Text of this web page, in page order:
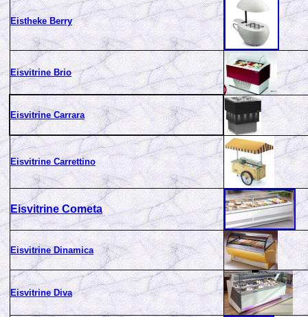
Eistheke Berry
Eisvitrine Brio
Eisvitrine Carrara
Eisvitrine Carrettino
Eisvitrine Cometa
Eisvitrine Dinamica
Eisvitrine Diva